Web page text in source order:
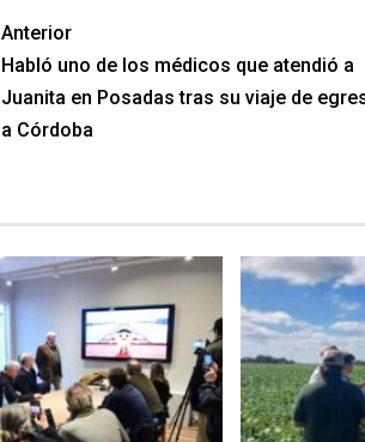
Anterior
Habló uno de los médicos que atendió a
Juanita en Posadas tras su viaje de
a Córdoba